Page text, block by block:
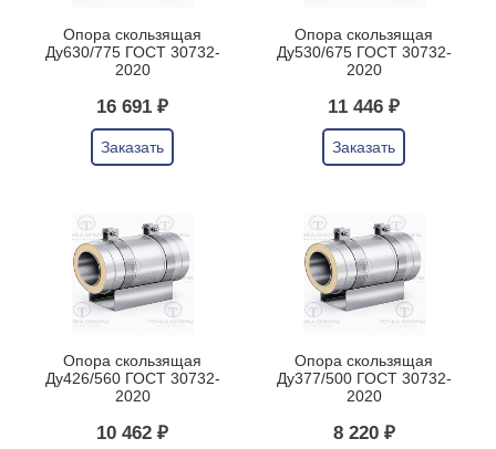
Опора скользящая
Ду630/775 ГОСТ 30732-
2020
16 691 ₽
Заказать
Опора скользящая
Ду530/675 ГОСТ 30732-
2020
11 446 ₽
Заказать
Опора скользящая
Ду426/560 ГОСТ 30732-
2020
10 462 ₽
Опора скользящая
Ду377/500 ГОСТ 30732-
2020
8 220 ₽